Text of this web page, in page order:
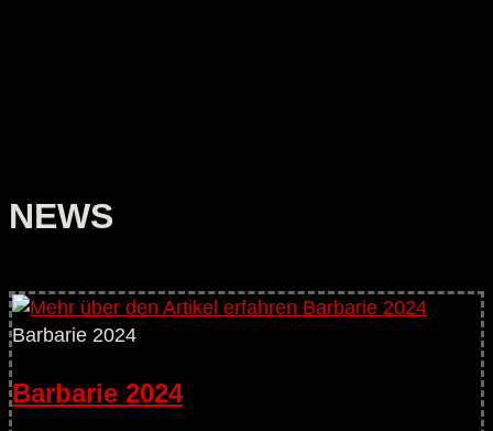
NEWS
Barbarie 2024
Barbarie 2024